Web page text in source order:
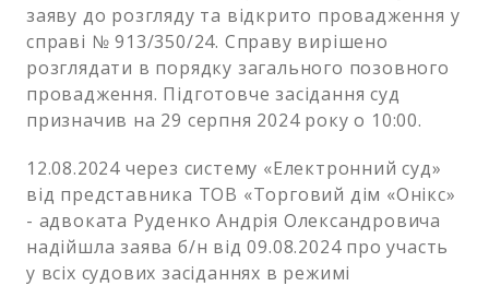
заяву до розгляду та відкрито провадження у
справі № 913/350/24. Справу вирішено
розглядати в порядку загального позовного
провадження. Підготовче засідання суд
призначив на 29 серпня 2024 року о 10:00.
12.08.2024 через систему «Електронний суд»
від представника ТОВ «Торговий дім «Онікс»
- адвоката Руденко Андрія Олександровича
надійшла заява б/н від 09.08.2024 про участь
у всіх судових засіданнях в режимі